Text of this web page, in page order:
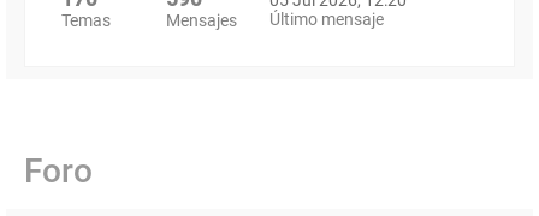
Temas Mensajes
Último mensaje
Foro